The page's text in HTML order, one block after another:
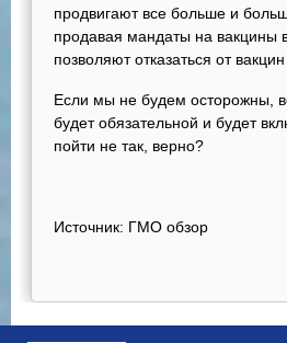
продвигают все больше и
продавая мандаты на вакцины
позволяют отказаться от
Если мы не будем осторожны,
будет обязательной и будет
пойти не так, верно?
Источник: ГМО обзор